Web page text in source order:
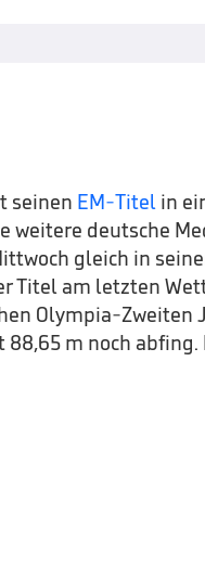
seinen EM-Titel in
weitere deutsche
gleich in
Titel am letzten
Olympia-Zweiten
m noch abfing.